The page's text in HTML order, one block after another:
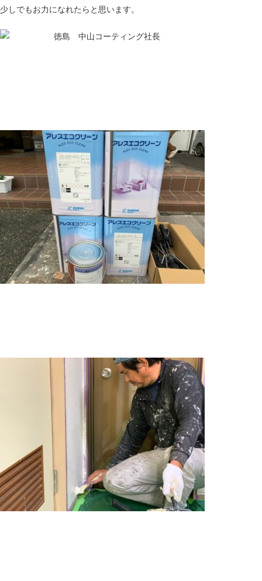
少しでもお力になれたらと思います。